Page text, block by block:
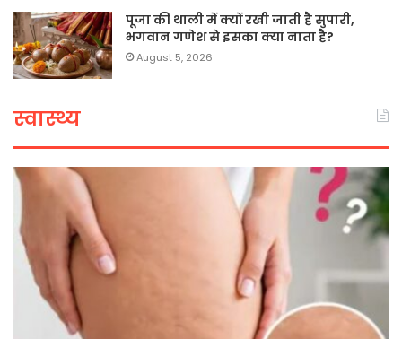
पूजा की थाली में क्यों रखी जाती है सुपारी,
भगवान गणेश से इसका क्या नाता है?
August 5, 2026
स्वास्थ्य